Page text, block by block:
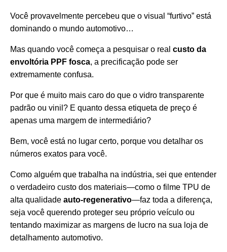
Você provavelmente percebeu que o visual “furtivo” está
dominando o mundo automotivo…
Mas quando você começa a pesquisar o real custo da
envoltória PPF fosca, a precificação pode ser
extremamente confusa.
Por que é muito mais caro do que o vidro transparente
padrão ou vinil? E quanto dessa etiqueta de preço é
apenas uma margem de intermediário?
Bem, você está no lugar certo, porque vou detalhar os
números exatos para você.
Como alguém que trabalha na indústria, sei que entender
o verdadeiro custo dos materiais—como o filme TPU de
alta qualidade auto-regenerativo—faz toda a diferença,
seja você querendo proteger seu próprio veículo ou
tentando maximizar as margens de lucro na sua loja de
detalhamento automotivo.